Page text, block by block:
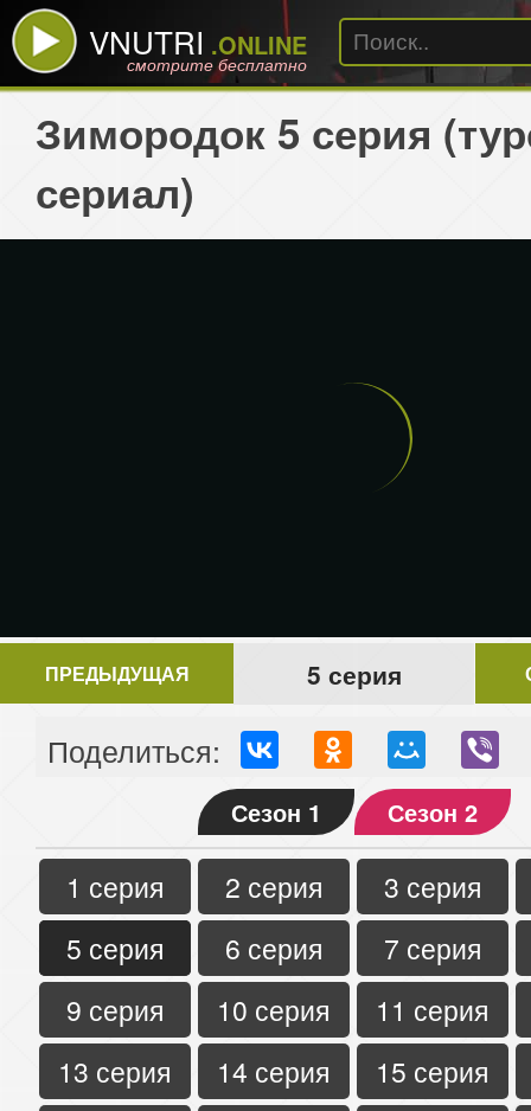
VNUTRI .ONLINE
смотрите бесплатно
Зимородок 5 серия
сериал)
ПРЕДЫДУЩАЯ 5 серия
Поделиться:
Сезон 1 Сезон 2
1 серия 2 серия
3 серия
5 серия
6 серия
7 серия
9 серия
10 серия
11 серия
13 серия
14 серия
15 серия